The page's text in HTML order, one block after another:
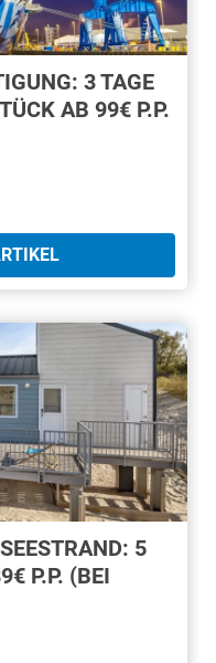
3 TAGE
AB 99€ P.P.
5
P.P. (BEI